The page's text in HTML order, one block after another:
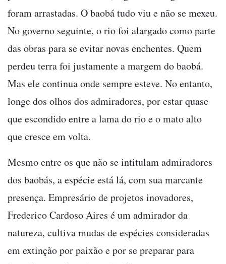
foram arrastadas. O baobá tudo viu e não se mexeu.
No governo seguinte, o rio foi alargado como parte
das obras para se evitar novas enchentes. Quem
perdeu terra foi justamente a margem do baobá.
Mas ele continua onde sempre esteve. No entanto,
longe dos olhos dos admiradores, por estar quase
que escondido entre a lama do rio e o mato alto
que cresce em volta.
Mesmo entre os que não se intitulam admiradores
dos baobás, a espécie está lá, com sua marcante
presença. Empresário de projetos inovadores,
Frederico Cardoso Aires é um admirador da
natureza, cultiva mudas de espécies consideradas
em extinção por paixão e por se preparar para